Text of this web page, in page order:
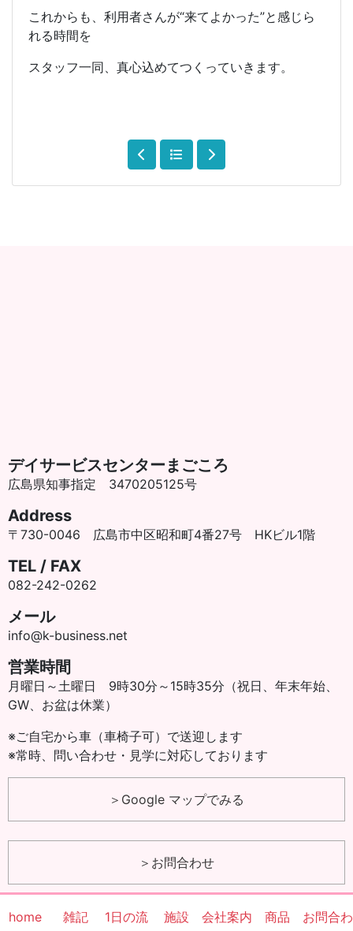
これからも、利用者さんが“来てよかった”と感じら
れる時間を
スタッフ一同、真心込めてつくっていきます。
デイサービスセンターまごころ
広島県知事指定 3470205125号
Address
〒730-0046 広島市中区昭和町4番27号 HKビル1階
TEL / FAX
082-242-0262
メール
info@k-business.net
営業時間
月曜日～土曜日 9時30分～15時35分（祝日、年末年始、
GW、お盆は休業）
※ご自宅から車（車椅子可）で送迎します
※常時、問い合わせ・見学に対応しております
＞Google マップでみる
＞お問合わせ
home 雑記
1日の流
施設 会社案内 商品
お問合わ